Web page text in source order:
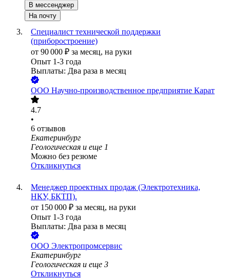
В мессенджер
На почту
Специалист технической поддержки
(приборостроение)
от 90 000 ₽ за месяц, на руки
Опыт 1-3 года
Выплаты: Два раза в месяц
ООО Научно-производственное предприятие Карат
4.7
•
6 отзывов
Екатеринбург
Геологическая и еще 1
Можно без резюме
Откликнуться
Менеджер проектных продаж (Электротехника,
НКУ, БКТП).
от 150 000 ₽ за месяц, на руки
Опыт 1-3 года
Выплаты: Два раза в месяц
ООО Электропромсервис
Екатеринбург
Геологическая и еще 3
Откликнуться